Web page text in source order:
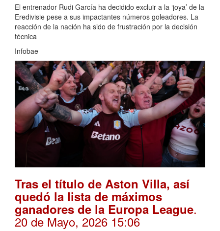
El entrenador Rudi García ha decidido excluir a la ‘joya’ de la
Eredivisie pese a sus impactantes números goleadores. La
reacción de la nación ha sido de frustración por la decisión
técnica
Infobae
Tras el título de Aston Villa, así
quedó la lista de máximos
ganadores de la Europa League.
20 de Mayo, 2026 15:06